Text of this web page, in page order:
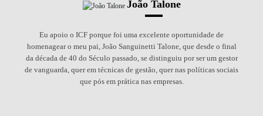
João Talone
Eu apoio o ICF porque foi uma excelente oportunidade de
homenagear o meu pai, João Sanguinetti Talone, que desde o final
da década de 40 do Século passado, se distinguiu por ser um gestor
de vanguarda, quer em técnicas de gestão, quer nas políticas sociais
que pós em prática nas empresas.